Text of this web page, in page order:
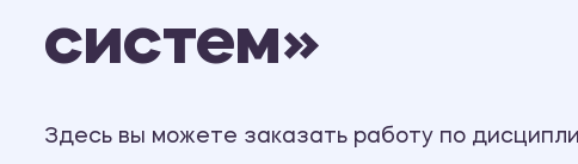
систем»
Здесь вы можете заказать работу по